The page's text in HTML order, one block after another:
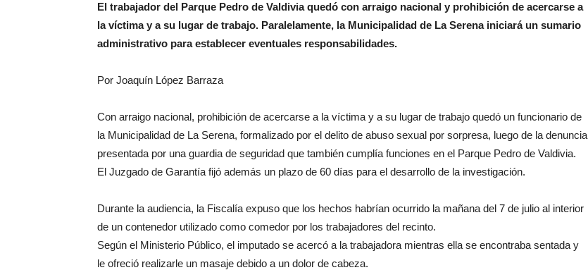
El trabajador del Parque Pedro de Valdivia quedó con arraigo nacional y prohibición de acercarse a
la víctima y a su lugar de trabajo. Paralelamente, la Municipalidad de La Serena iniciará un sumario
administrativo para establecer eventuales responsabilidades.
Por Joaquín López Barraza
Con arraigo nacional, prohibición de acercarse a la víctima y a su lugar de trabajo quedó un funcionario de
la Municipalidad de La Serena, formalizado por el delito de abuso sexual por sorpresa, luego de la denuncia
presentada por una guardia de seguridad que también cumplía funciones en el Parque Pedro de Valdivia.
El Juzgado de Garantía fijó además un plazo de 60 días para el desarrollo de la investigación.
Durante la audiencia, la Fiscalía expuso que los hechos habrían ocurrido la mañana del 7 de julio al interior
de un contenedor utilizado como comedor por los trabajadores del recinto.
Según el Ministerio Público, el imputado se acercó a la trabajadora mientras ella se encontraba sentada y
le ofreció realizarle un masaje debido a un dolor de cabeza.